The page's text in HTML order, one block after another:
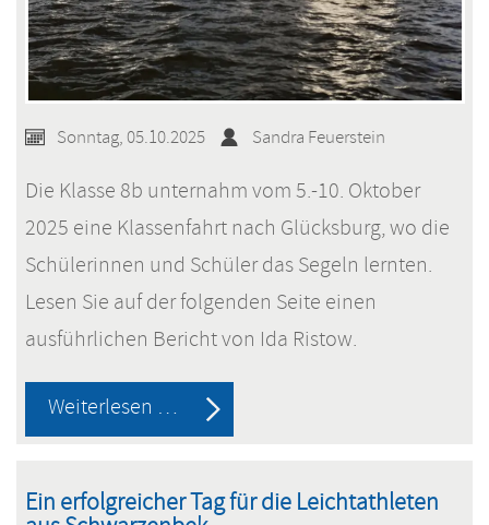
Sonntag, 05.10.2025 Sandra Feuerstein
Die Klasse 8b unternahm vom 5.-10. Oktober
2025 eine Klassenfahrt nach Glücksburg, wo die
Schülerinnen und Schüler das Segeln lernten.
Lesen Sie auf der folgenden Seite einen
ausführlichen Bericht von Ida Ristow.
Weiterlesen … Segeln
lernen
Ein erfolgreicher Tag für die Leichtathleten